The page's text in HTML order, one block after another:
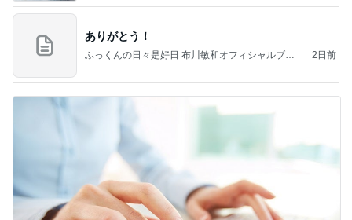
ありがとう！
ふっくんの日々是好日 布川敏和オフィシャルブロ
2日前